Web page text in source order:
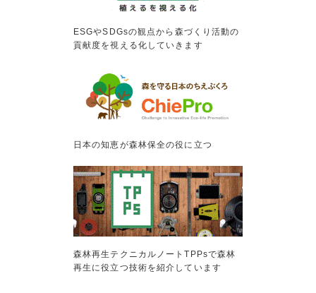
ESGやSDGsの観点から森づくり活動の
貢献度を視える化していきます
日本の知恵が森林保全の役に立つ
森林再生テクニカルノートTPPsで森林
再生に役立つ技術を紹介しています